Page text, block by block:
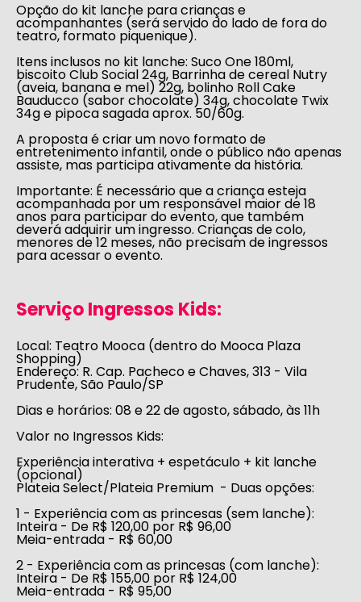
Opção do kit lanche para crianças e
acompanhantes (será servido do lado de fora do
teatro, formato piquenique).
Itens inclusos no kit lanche: Suco One 180ml,
biscoito Club Social 24g, Barrinha de cereal Nutry
(aveia, banana e mel) 22g, bolinho Roll Cake
Bauducco (sabor chocolate) 34g, chocolate Twix
34g e pipoca sagada aprox. 50/60g.
A proposta é criar um novo formato de
entretenimento infantil, onde o público não apenas
assiste, mas participa ativamente da história.
Importante: É necessário que a criança esteja
acompanhada por um responsável maior de 18
anos para participar do evento, que também
deverá adquirir um ingresso. Crianças de colo,
menores de 12 meses, não precisam de ingressos
para acessar o evento.
Serviço Ingressos Kids:
Local: Teatro Mooca (dentro do Mooca Plaza
Shopping)
Endereço: R. Cap. Pacheco e Chaves, 313 - Vila
Prudente, São Paulo/SP
Dias e horários: 08 e 22 de agosto, sábado, às 11h
Valor no Ingressos Kids:
Experiência interativa + espetáculo + kit lanche
(opcional)
Plateia Select/Plateia Premium - Duas opções:
1 - Experiência com as princesas (sem lanche):
Inteira - De R$ 120,00 por R$ 96,00
Meia-entrada - R$ 60,00
2 - Experiência com as princesas (com lanche):
Inteira - De R$ 155,00 por R$ 124,00
Meia-entrada - R$ 95,00